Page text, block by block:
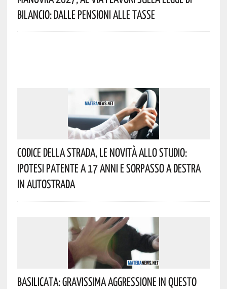
Bilancio: Dalle Pensioni Alle Tasse
Codice Della Strada, Le Novità Allo Studio:
Ipotesi Patente A 17 Anni E Sorpasso A Destra
In Autostrada
Basilicata: Gravissima Aggressione In Questo